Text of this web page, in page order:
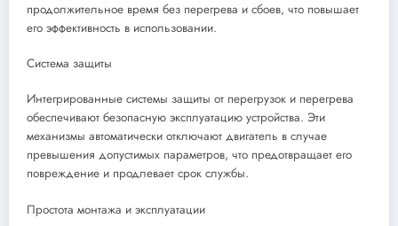
продолжительное время без перегрева и сбоев, что повышает
его эффективность в использовании.
Система защиты
Интегрированные системы защиты от перегрузок и перегрева
обеспечивают безопасную эксплуатацию устройства. Эти
механизмы автоматически отключают двигатель в случае
превышения допустимых параметров, что предотвращает его
повреждение и продлевает срок службы.
Простота монтажа и эксплуатации